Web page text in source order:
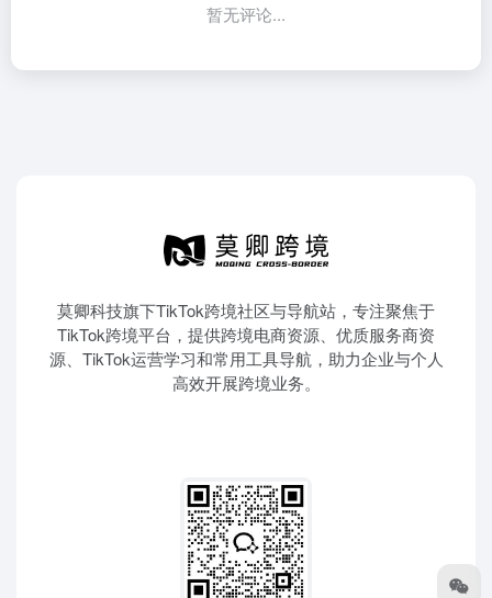
暂无评论...
莫卿科技旗下TikTok跨境社区与导航站，专注聚焦于
TikTok跨境平台，提供跨境电商资源、优质服务商资
源、TikTok运营学习和常用工具导航，助力企业与个人
高效开展跨境业务。